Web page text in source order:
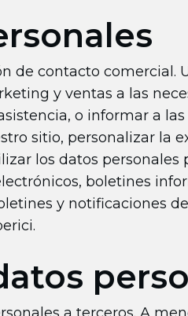
de contacto comercial.
y ventas a las
o informar a
sitio, personalizar la
los datos personales
boletines
y notificaciones